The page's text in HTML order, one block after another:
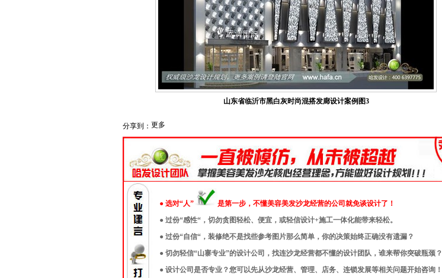
山东省临沂市黑白灰时尚混搭发廊设计案例图3
分享到： 更多
● 选对“人”
是第一步，不懂美容美发沙龙经营的公司就免谈设计了！
● 过份“感性“，切勿贪图轻松、便宜，或轻信设计+施工一体化能带来轻松。
● 过份“自信“，装修绝不是找些参考图片那么简单，你的决策始终正确没有遗漏？
● 切勿轻信“山寨专业”的设计公司，找连沙龙经营都不懂的设计团队，谁来帮你突破瓶颈？
● 设计公司是否专业？您可以先从沙龙经营、管理、店务、连锁发展等相关问题开始咨询！